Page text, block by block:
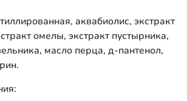
аквабиолис, экстракт
омелы, экстракт пустырника,
масло перца, д-пантенол,